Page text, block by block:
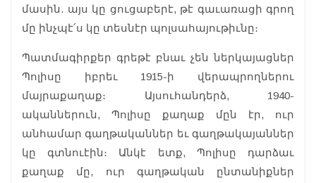
մասին. այս կը ցուցաբերէ, թէ գաւառացի գրող
մը ինչպէ՛ս կը տեսնէր պոլսահայութիւնը։
Պատմագիրքեր գրեթէ բնաւ չեն ներկայացներ
Պոլիսը իբրեւ 1915-ի վերապրողներու
մայրաքաղաք։ Այսուհանդերձ, 1940-
ականներուն, Պոլիսը քաղաք մըն էր, ուր
անհամար գաղթականներ եւ գաղթակայաններ
կը գտնուէին։ Անկէ ետք, Պոլիսը դարձաւ
քաղաք մը, ուր գաղթական ընտանիքներ